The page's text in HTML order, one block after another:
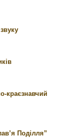
краєзнавчий
Поділля”